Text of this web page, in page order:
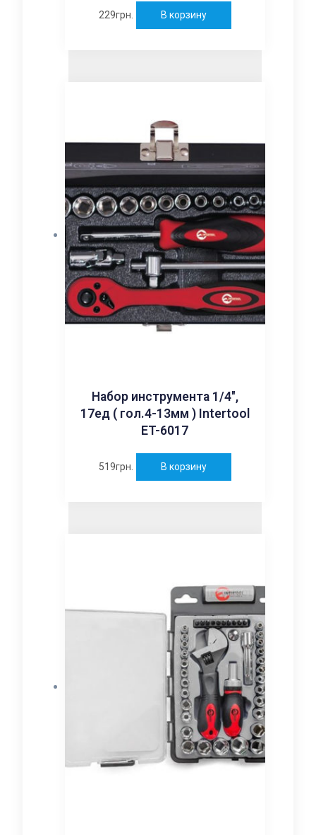
229грн. В корзину
Набор инструмента 1/4″,
17ед ( гол.4-13мм ) Intertool
ET-6017
519грн. В корзину